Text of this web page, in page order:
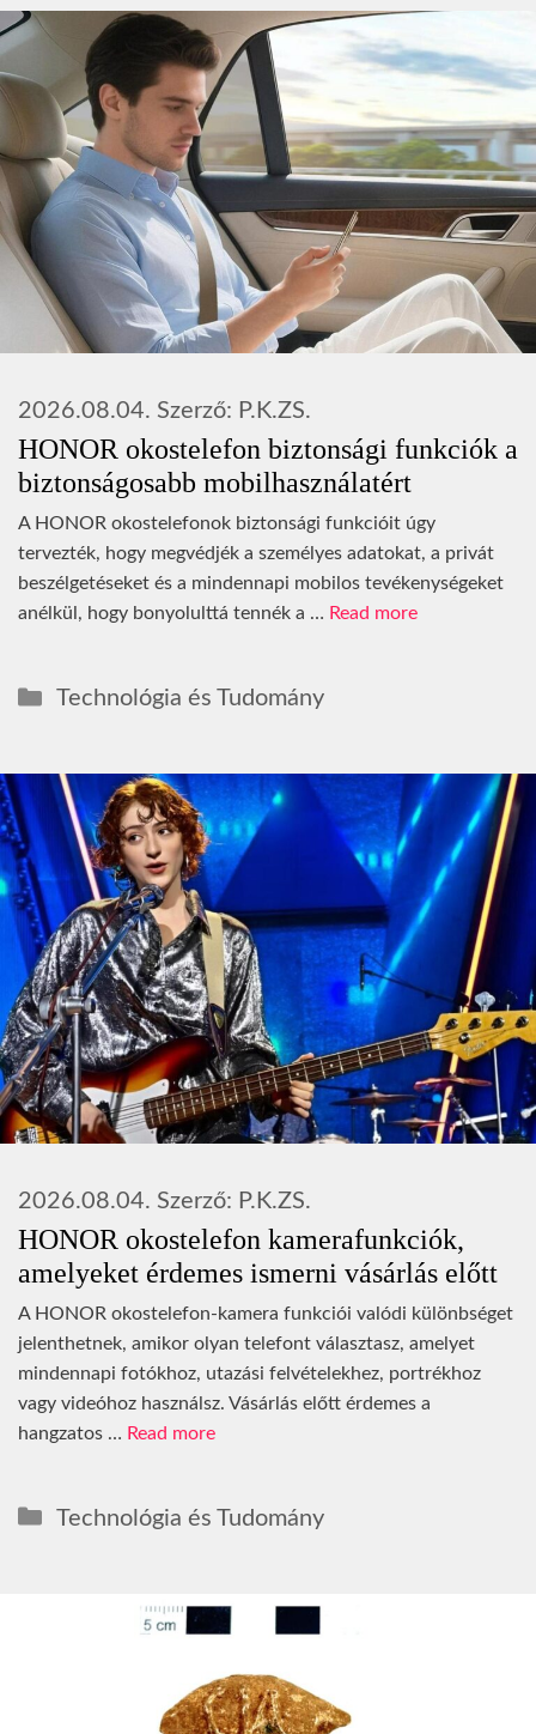
HONOR okostelefon biztonsági funkciók a
biztonságosabb mobilhasználatért
2026.08.04. Szerző: P.K.ZS.
A HONOR okostelefonok biztonsági funkcióit úgy
tervezték, hogy megvédjék a személyes adatokat, a privát
beszélgetéseket és a mindennapi mobilos tevékenységeket
anélkül, hogy bonyolulttá tennék a … Read more
Kategória
Technológia és Tudomány
HONOR okostelefon kamerafunkciók,
amelyeket érdemes ismerni vásárlás előtt
2026.08.04. Szerző: P.K.ZS.
A HONOR okostelefon-kamera funkciói valódi különbséget
jelenthetnek, amikor olyan telefont választasz, amelyet
mindennapi fotókhoz, utazási felvételekhez, portrékhoz
vagy videóhoz használsz. Vásárlás előtt érdemes a
hangzatos … Read more
Kategória
Technológia és Tudomány